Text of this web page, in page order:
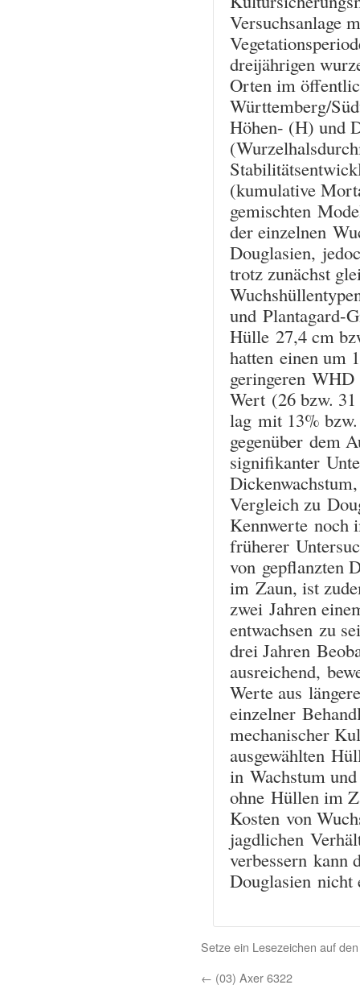
Versuchsanlage
dreijährigen
Orten im
Württemberg/
Höhen- (H) und
(kumulative
gemischten
der einzelnen
Douglasien,
trotz zunächst
und Plantagard-
Hülle 27,4 cm
hatten einen um
geringeren
Wert (26 bzw.
lag mit 13%
gegenüber dem
signifikanter
Vergleich zu
Kennwerte noch
früherer
von gepflanzten
im Zaun, ist
zwei Jahren
entwachsen zu
drei Jahren
ausreichend,
Werte aus
einzelner
mechanischer
ausgewählten
in Wachstum
ohne Hüllen im
Kosten von
jagdlichen
verbessern kann
Douglasien nicht
Setze ein Lesezeichen auf
← (03) Axer 6322